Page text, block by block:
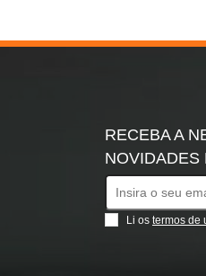
RECEBA A
NOVIDADES
Li os termos de